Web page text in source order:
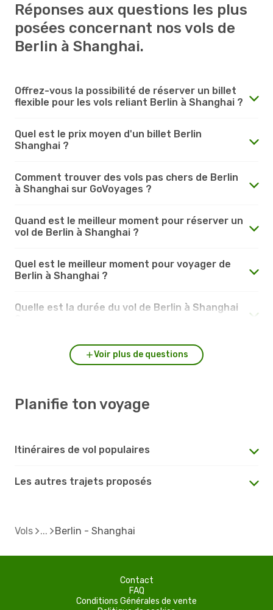
Réponses aux questions les plus
posées concernant nos vols de
Berlin à Shanghai.
Offrez-vous la possibilité de réserver un billet
flexible pour les vols reliant Berlin à Shanghai ?
Quel est le prix moyen d'un billet Berlin
Shanghai ?
Comment trouver des vols pas chers de Berlin
à Shanghai sur GoVoyages ?
Quand est le meilleur moment pour réserver un
vol de Berlin à Shanghai ?
Quel est le meilleur moment pour voyager de
Berlin à Shanghai ?
Quelle est la durée du vol de Berlin à Shanghai
Voir plus de questions
Planifie ton voyage
Itinéraires de vol populaires
Les autres trajets proposés
Vols Berlin - Shanghai
Contact
FAQ
Conditions Générales de vente